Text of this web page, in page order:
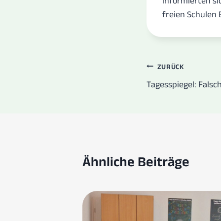
freien Schulen
ZURÜCK
Tagesspiegel:
Ähnliche Beiträge